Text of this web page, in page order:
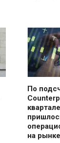
По
на